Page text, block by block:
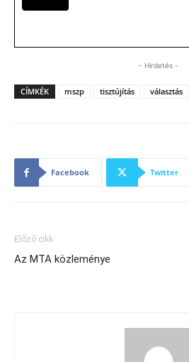
- Hirdetés -
CÍMKÉK mszp tisztújítás választás
Facebook Twitter
Előző cikk
Az MTA közleménye